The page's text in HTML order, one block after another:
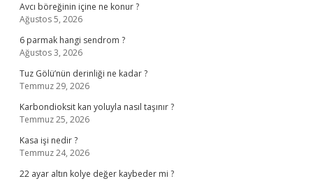
Avcı böreğinin içine ne konur ?
Ağustos 5, 2026
6 parmak hangi sendrom ?
Ağustos 3, 2026
Tuz Gölü’nün derinliği ne kadar ?
Temmuz 29, 2026
Karbondioksit kan yoluyla nasıl taşınır ?
Temmuz 25, 2026
Kasa işi nedir ?
Temmuz 24, 2026
22 ayar altın kolye değer kaybeder mi ?